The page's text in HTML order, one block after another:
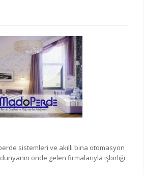
sistemleri ve akıllı bina otomasyon
önde gelen firmalarıyla işbirliği